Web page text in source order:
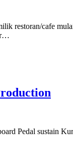
restoran/cafe
Pedal sustain